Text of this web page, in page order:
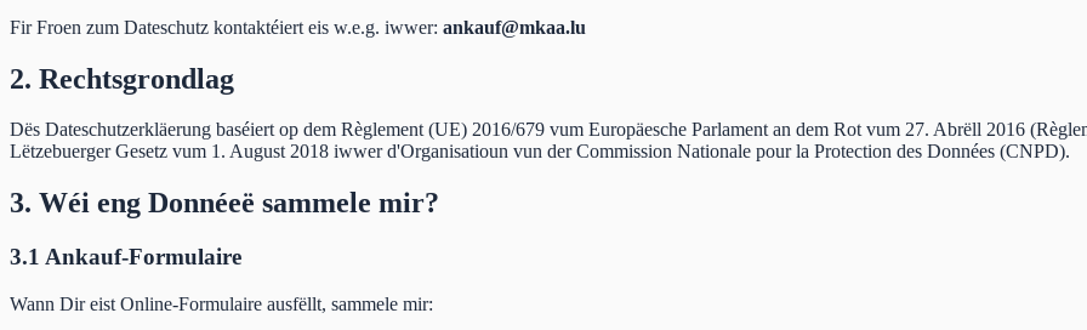
Fir Froen zum Dateschutz kontaktéiert eis w.e.g. iwwer: ankauf@mkaa.lu
2. Rechtsgrondlag
Dës Dateschutzerkläerung baséiert op dem Règlement (UE) 2016/679 vum Europäesche Parlament an dem Rot vum 27. Abrëll 2016
Lëtzebuerger Gesetz vum 1. August 2018 iwwer d'Organisatioun vun der Commission Nationale pour la Protection des Données (CNPD).
3. Wéi eng Donnéeë sammele mir?
3.1 Ankauf-Formulaire
Wann Dir eist Online-Formulaire ausfëllt, sammele mir: